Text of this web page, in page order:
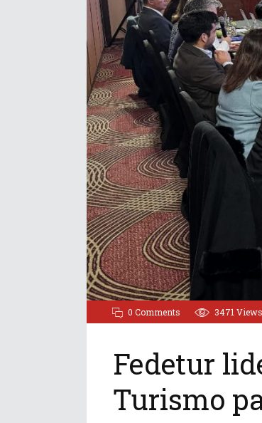
0 Comments 3471 Views
Fedetur
Turismo